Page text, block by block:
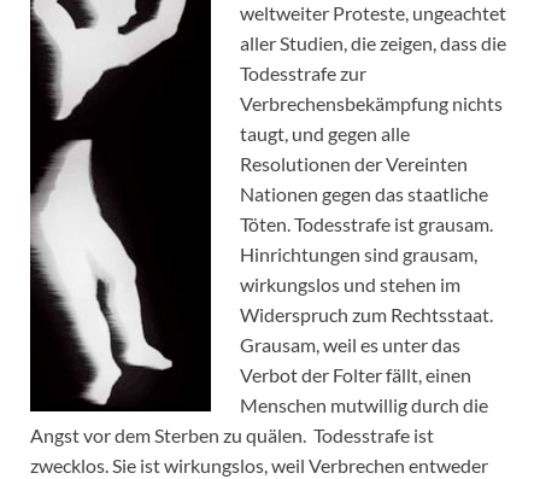
weltweiter Proteste, ungeachtet
aller Studien, die zeigen, dass die
Todesstrafe zur
Verbrechensbekämpfung nichts
taugt, und gegen alle
Resolutionen der Vereinten
Nationen gegen das staatliche
Töten. Todesstrafe ist grausam.
Hinrichtungen sind grausam,
wirkungslos und stehen im
Widerspruch zum Rechtsstaat.
Grausam, weil es unter das
Verbot der Folter fällt, einen
Menschen mutwillig durch die
Angst vor dem Sterben zu quälen. Todesstrafe ist
zwecklos. Sie ist wirkungslos, weil Verbrechen entweder